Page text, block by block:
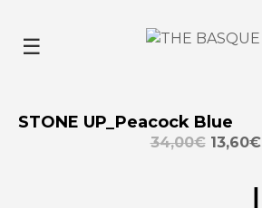
content
☰
STONE UP_Peacock Blue
34,00€ 13,60€